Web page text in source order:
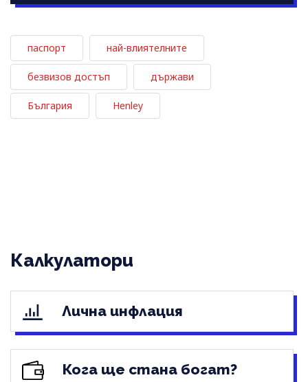
паспорт най-влиятелните
безвизов достъп държави
България Henley
Калкулатори
Лична инфлация
Кога ще стана богат?